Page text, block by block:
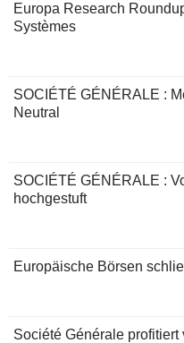
Europa Research
Systèmes
SOCIÉTÉ GÉNÉRALE :
Neutral
SOCIÉTÉ GÉNÉRALE :
hochgestuft
Europäische Börsen
Société Générale